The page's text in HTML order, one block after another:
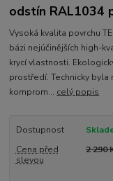
odstín RAL1034
Vysoká kvalita povrchu
bázi nejúčinějších high-
krycí vlastnosti.
prostředí. Technicky
komprom... celý popis
Dostupnost
Cena před
slevou
2 290